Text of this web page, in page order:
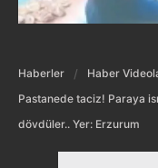
Haberler
Haber
Pastanede taciz! Paraya
dövdüler.. Yer: Erzurum